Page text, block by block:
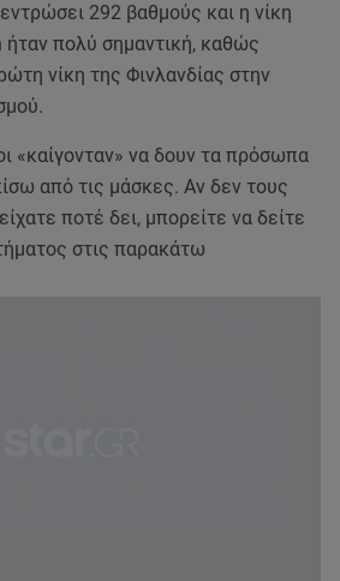
292 βαθμούς και η νίκη
πολύ σημαντική, καθώς
νίκη της Φινλανδίας στην
«καίγονταν» να δουν τα πρόσωπα
από τις μάσκες. Αν δεν τους
ποτέ δει, μπορείτε να δείτε
στις παρακάτω